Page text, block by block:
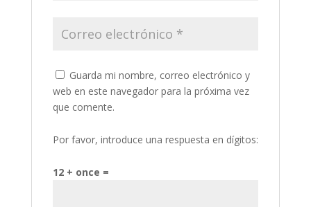
Guarda mi nombre, correo electrónico y
web en este navegador para la próxima vez
que comente.
Por favor, introduce una respuesta en dígitos:
12 + once =